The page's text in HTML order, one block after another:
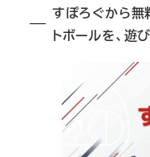
すぽろぐから無
トボールを、遊